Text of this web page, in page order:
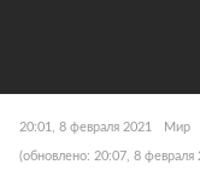
20:01, 8 февраля 2021 Мир
(обновлено: 20:07, 8 февраля